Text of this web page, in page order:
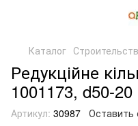
Каталог
Редукційне
1001173, d50-
Артикул: 30987 Оставить